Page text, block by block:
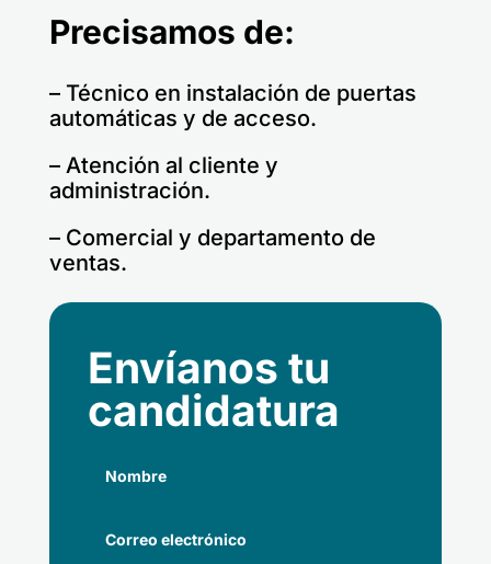
Precisamos de:
– Técnico en instalación de puertas
automáticas y de acceso.
– Atención al cliente y
administración.
– Comercial y departamento de
ventas.
Envíanos tu
candidatura